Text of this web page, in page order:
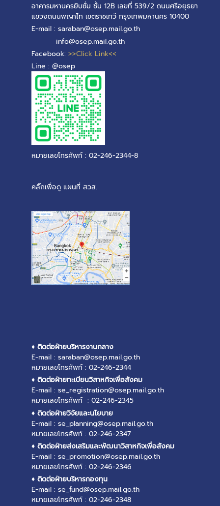
อาคารมหานครยิบซั่ม ชั้น 12B เลขที่ 539/2 ถนนศรีอยุธยา
แขวงถนนพญาไท เขตราชเทวี กรุงเทพมหานคร 10400
E-mail : saraban@osep.mail.go.th
info@osep.mail.go.th
Facebook: >>Click Link<<
Line : @osep
หมายเลขโทรศัพท์ : 02-246-2344-8
คลิ๊กเพื่อดู แผนที่ สวส.
♦ ติดต่อฝ่ายบริหารงานกลาง
E-mail : saraban@osep.mail.go.th
หมายเลขโทรศัพท์ : 02-246-2344
♦ ติดต่อฝ่ายทะเบียนวิสาหกิจเพื่อสังคม
E-mail : se_registration@osep.mail.go.th
หมายเลขโทรศัพท์ : 02-246-2345
♦ ติดต่อฝ่ายวิจัยและนโยบาย
E-mail : se_planning@osep.mail.go.th
หมายเลขโทรศัพท์ : 02-246-2347
♦ ติดต่อฝ่ายส่งเสริมและพัฒนาวิสาหกิจเพื่อสังคม
E-mail : se_promotion@osep.mail.go.th
หมายเลขโทรศัพท์ : 02-246-2346
♦ ติดต่อฝ่ายบริหารกองทุน
E-mail : se_fund@osep.mail.go.th
หมายเลขโทรศัพท์ : 02-246-2348